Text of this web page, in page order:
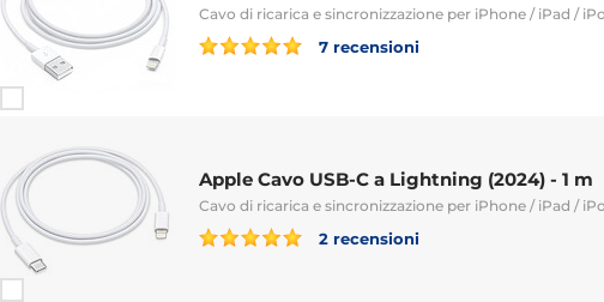
Cavo di ricarica e sincronizzazione per iPhone / iPad /
7 recensioni
Apple Cavo USB-C a Lightning (2024) - 1 m
Cavo di ricarica e sincronizzazione per iPhone / iPad /
2 recensioni